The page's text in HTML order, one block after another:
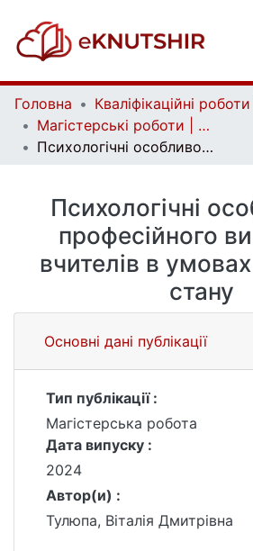
Головна
Магістерські роботи | Master's theses
Психологічні особливості професійного вигорання вчителів в умовах воєнного стану
Психологічні
професійного
вчителів в
стану
Основні дані публікації
Тип публікації :
Магістерська робота
Дата випуску :
2024
Автор(и) :
Тулюпа, Віталія Дмитрівна